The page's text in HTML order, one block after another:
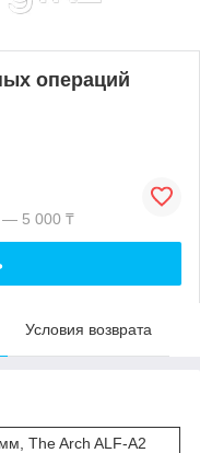
операций
— 5 000 ₸
Условия возврата
The Arch ALF-A2